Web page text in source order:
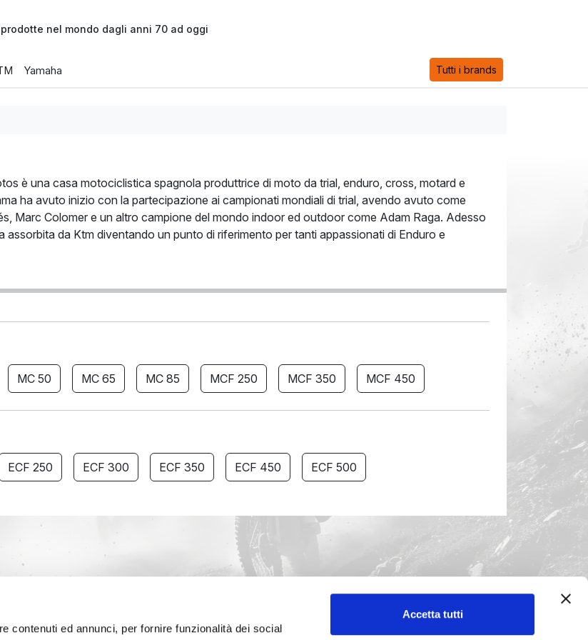
contenuti ed annunci, per fornire funzionalità dei social
Accetta tutti
nel mondo dagli anni 70 ad oggi
Yamaha Tutti i brands
è una casa motociclistica spagnola produttrice di moto da trial, enduro, cross, motard e
ha avuto inizio con la partecipazione ai campionati mondiali di trial, avendo avuto come
Marc Colomer e un altro campione del mondo indoor ed outdoor come Adam Raga. Adesso
assorbita da Ktm diventando un punto di riferimento per tanti appassionati di Enduro e
MC 50 MC 65 MC 85 MCF 250 MCF 350 MCF 450
ECF 250 ECF 300 ECF 350 ECF 450 ECF 500